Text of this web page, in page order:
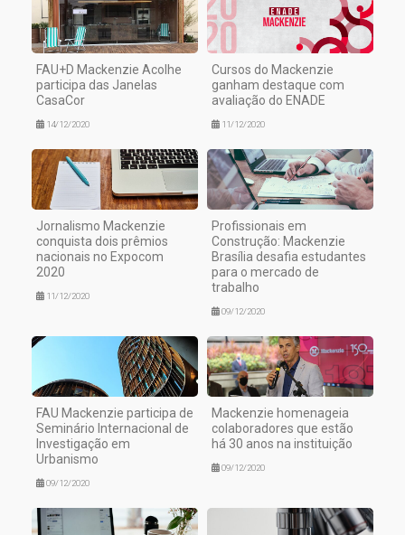
FAU+D Mackenzie Acolhe
participa das Janelas
CasaCor
14/12/2020
Cursos do Mackenzie
ganham destaque com
avaliação do ENADE
11/12/2020
Jornalismo Mackenzie
conquista dois prêmios
nacionais no Expocom
2020
11/12/2020
Profissionais em
Construção: Mackenzie
Brasília desafia estudantes
para o mercado de
trabalho
09/12/2020
FAU Mackenzie participa de
Seminário Internacional de
Investigação em
Urbanismo
09/12/2020
Mackenzie homenageia
colaboradores que estão
há 30 anos na instituição
09/12/2020